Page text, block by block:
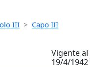
III
Capo III
Vigente al
19/4/1942